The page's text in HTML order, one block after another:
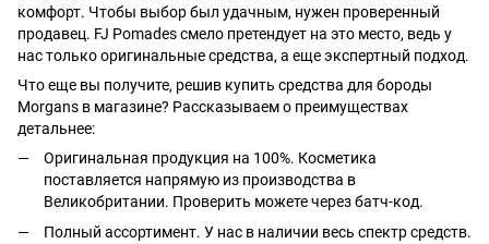
комфорт. Чтобы выбор был удачным, нужен проверенный
продавец. FJ Pomades смело претендует на это место, ведь у
нас только оригинальные средства, а еще экспертный подход.
Что еще вы получите, решив купить средства для бороды
Morgans в магазине? Рассказываем о преимуществах
детальнее:
Оригинальная продукция на 100%. Косметика
поставляется напрямую из производства в
Великобритании. Проверить можете через батч-код.
Полный ассортимент. У нас в наличии весь спектр средств.